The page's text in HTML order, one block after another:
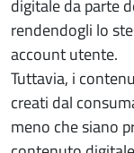
digitale da parte
rendendogli lo
account utente.
Tuttavia, i
creati dal
meno che siano